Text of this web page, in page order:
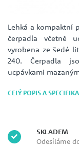
Lehká a kompaktní
čerpadla včetně
vyrobena ze šedé
240. Čerpadla
ucpávkami
CELÝ POPIS A
SKLADEM
Odesíláme